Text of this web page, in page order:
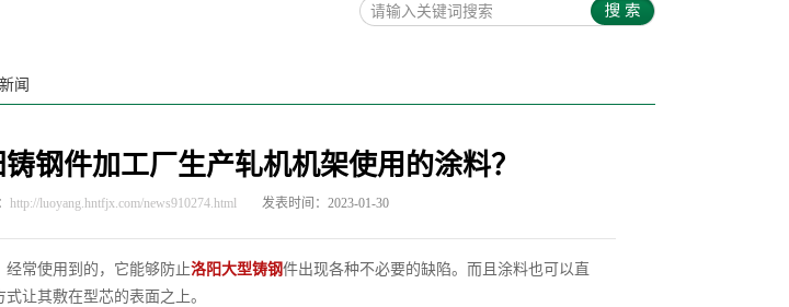
闻
钢件加工厂生产轧机机架使用的涂料？
http://luoyang.hntfjx.com/news910274.html 发表时间：2023-01-30
经常使用到的，它能够防止洛阳大型铸钢件出现各种不必要的缺陷。而且涂料也可以直
让其敷在型芯的表面之上。